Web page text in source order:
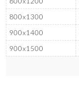
800x1300
900x1400
900x1500